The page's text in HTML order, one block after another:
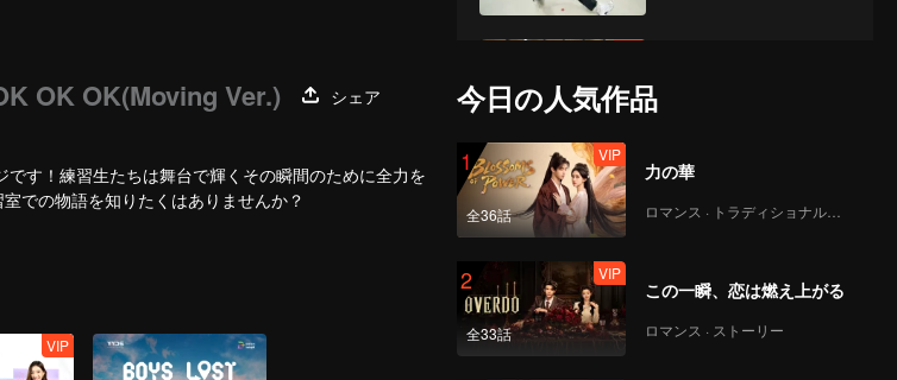
VIP
Hard To Say(Moving
Ver.)
VIP
Attention(Moving
Ver.)
OK OK(Moving Ver.)
シェア
す！練習生たちは舞台で輝くその瞬間のために全力を
での物語を知りたくはありませんか？
VIP
今日の人気作品
1
全36話
VIP
力の華
ロマンス · トラディショナル・コスチューム
2
全33話
VIP
この一瞬、恋は燃え上がる
ロマンス · ストーリー